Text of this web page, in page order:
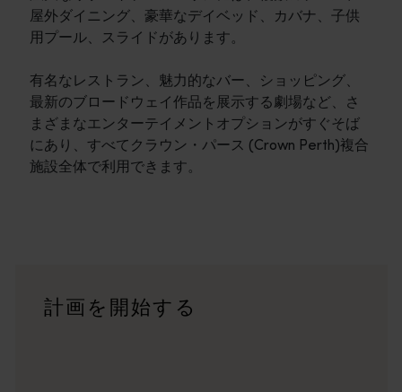
屋外ダイニング、豪華なデイベッド、カバナ、子供
用プール、スライドがあります。
有名なレストラン、魅力的なバー、ショッピング、
最新のブロードウェイ作品を展示する劇場など、さ
まざまなエンターテイメントオプションがすぐそば
にあり、すべてクラウン・パース (Crown Perth)複合
施設全体で利用できます。
<p>あなたの旅のスタイルはどのようなものでしょうか？
計画を開始する